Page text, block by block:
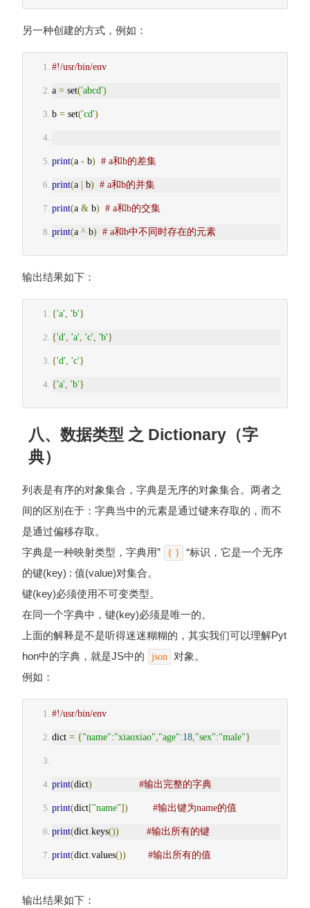
另一种创建的方式，例如：
#!/usr/bin/env
a = set('abcd')
b = set('cd')
print(a - b) # a和b的差集
print(a b) # a和b的并集
print(a & b) # a和b的交集
print(a ^ b) # a和b中不同时存在的元素
输出结果如下：
{'a', 'b'}
{'d', 'a', 'c', 'b'}
{'d', 'c'}
{'a', 'b'}
八、数据类型 之 Dictionary（字
典）
列表是有序的对象集合，字典是无序的对象集合。两者之
间的区别在于：字典当中的元素是通过键来存取的，而不
是通过偏移存取。
字典是一种映射类型，字典用”
{ }
“标识，它是一个无序
的键(key) : 值(value)对集合。
键(key)必须使用不可变类型。
在同一个字典中，键(key)必须是唯一的。
上面的解释是不是听得迷迷糊糊的，其实我们可以理解Pyt
hon中的字典，就是JS中的
json
对象。
例如：
#!/usr/bin/env
dict = {"name":"xiaoxiao" "age":18, "sex":"male"}
print(dict) #输出完整的字典
print(dict["name"]) #输出键为name的值
print(dict. keys()) #输出所有的键
print(dict. values()) #输出所有的值
输出结果如下：